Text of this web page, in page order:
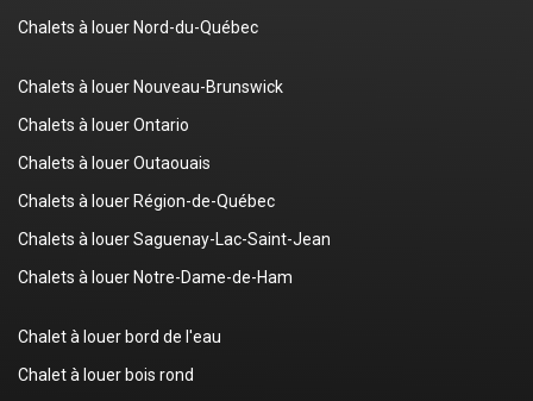
Chalets à louer Nord-du-Québec
Chalets à louer Nouveau-Brunswick
Chalets à louer Ontario
Chalets à louer Outaouais
Chalets à louer Région-de-Québec
Chalets à louer Saguenay-Lac-Saint-Jean
Chalets à louer Notre-Dame-de-Ham
Chalet à louer bord de l'eau
Chalet à louer bois rond